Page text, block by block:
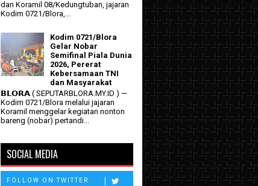
dan Koramil 08/Kedungtuban, jajaran
Kodim 0721/Blora,...
Kodim 0721/Blora
Gelar Nobar
Semifinal Piala Dunia
2026, Pererat
Kebersamaan TNI
dan Masyarakat
𝗕𝗟𝗢𝗥𝗔 ( SEPUTARBLORA.MY.ID ) —
Kodim 0721/Blora melalui jajaran
Koramil menggelar kegiatan nonton
bareng (nobar) pertandi...
SOCIAL MEDIA
FOLLOW ON TWITTER